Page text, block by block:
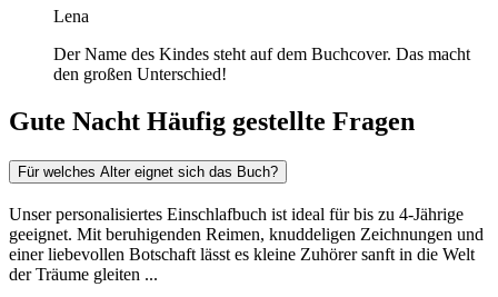
Lena
Der Name des Kindes steht auf dem Buchcover. Das macht
den großen Unterschied!
Gute Nacht Häufig gestellte Fragen
Für welches Alter eignet sich das Buch?
Unser personalisiertes Einschlafbuch ist ideal für bis zu 4-Jährige
geeignet. Mit beruhigenden Reimen, knuddeligen Zeichnungen und
einer liebevollen Botschaft lässt es kleine Zuhörer sanft in die Welt
der Träume gleiten ...